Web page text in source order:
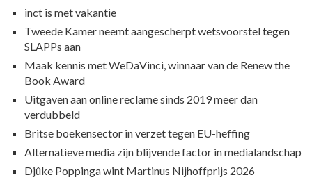
inct is met vakantie
Tweede Kamer neemt aangescherpt wetsvoorstel tegen
SLAPPs aan
Maak kennis met WeDaVinci, winnaar van de Renew the
Book Award
Uitgaven aan online reclame sinds 2019 meer dan
verdubbeld
Britse boekensector in verzet tegen EU-heffing
Alternatieve media zijn blijvende factor in medialandschap
Djûke Poppinga wint Martinus Nijhoffprijs 2026